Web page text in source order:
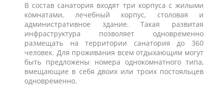
В состав санатория входят три корпуса с жилыми
комнатами, лечебный корпус, столовая и
административное здание. Такая развитая
инфраструктура позволяет одновременно
размещать на территории санатория до 360
человек. Для проживания всем отдыхающим могут
быть предложены номера однокомнатного типа,
вмещающие в себя двоих или троих постояльцев
одновременно.